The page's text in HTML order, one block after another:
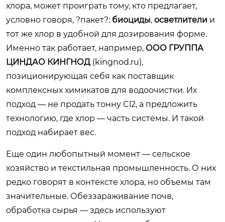
хлора, может проиграть тому, кто предлагает,
условно говоря, ?пакет?: биоциды, осветлители и
тот же хлор в удобной для дозирования форме.
Именно так работает, например, ООО ГРУППА
ЦИНДАО КИНГНОД (kingnod.ru),
позиционирующая себя как поставщик
комплексных химикатов для водоочистки. Их
подход — не продать тонну Cl2, а предложить
технологию, где хлор — часть системы. И такой
подход набирает вес.
Еще один любопытный момент — сельское
хозяйство и текстильная промышленность. О них
редко говорят в контексте хлора, но объемы там
значительные. Обеззараживание почв,
обработка сырья — здесь используют